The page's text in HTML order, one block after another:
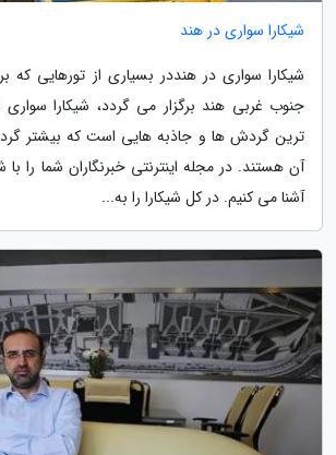
شیکارا سواری در هند
شیکارا سواری در هنددر بسیاری از تورهایی
جنوب غربی هند برگزار می گردد، شیکارا
ترین گردش ها و جاذبه هایی است که بیشتر
آن هستند. در مجله اینترنتی خبرنگاران شما را با
آشنا می کنیم. در کل شیکارا را به...